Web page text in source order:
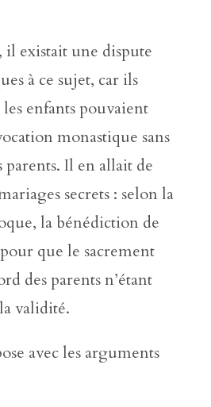
existait une dispute
à ce sujet, car ils
enfants pouvaient
monastique sans
parents. Il en allait de
secrets : selon la
la bénédiction de
que le sacrement
des parents n’étant
validité.
avec les arguments